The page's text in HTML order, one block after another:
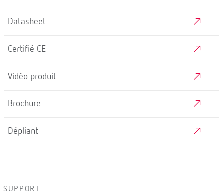
Datasheet
Certifié CE
Vidéo produit
Brochure
Dépliant
SUPPORT